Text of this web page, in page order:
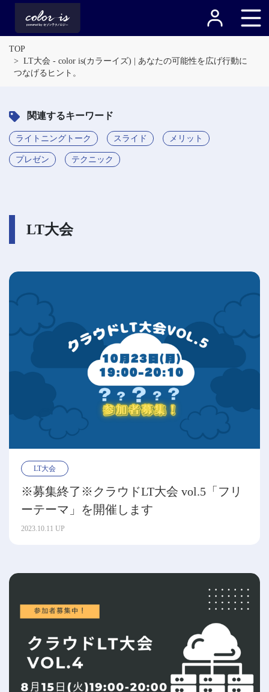
TOP
LT大会 - color is(カラーイズ) | あなたの可能性を広げ行動に
つなげるヒント。
関連するキーワード
ライトニングトーク スライド メリット
プレゼン テクニック
LT大会
LT大会
※募集終了※クラウドLT大会 vol.5「フリ
ーテーマ」を開催します
2023.10.11 UP